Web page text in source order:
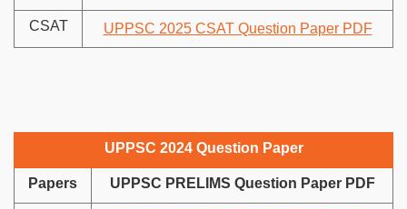
CSAT UPPSC 2025 CSAT Question Paper PDF
UPPSC 2024 Question Paper
Papers UPPSC PRELIMS Question Paper PDF